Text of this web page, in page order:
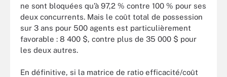
ne sont bloquées qu’à 97,2 % contre 100 % pour ses
deux concurrents. Mais le coût total de possession
sur 3 ans pour 500 agents est particulièrement
favorable : 8 400 $, contre plus de 35 000 $ pour
les deux autres.
En définitive, si la matrice de ratio efficacité/coût